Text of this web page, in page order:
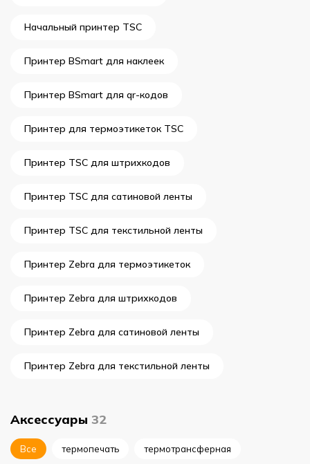
Начальный принтер TSC
Принтер BSmart для наклеек
Принтер BSmart для qr-кодов
Принтер для термоэтикеток TSC
Принтер TSC для штрихкодов
Принтер TSC для сатиновой ленты
Принтер TSC для текстильной ленты
Принтер Zebra для термоэтикеток
Принтер Zebra для штрихкодов
Принтер Zebra для сатиновой ленты
Принтер Zebra для текстильной ленты
Аксессуары 32
Все термопечать термотрансферная